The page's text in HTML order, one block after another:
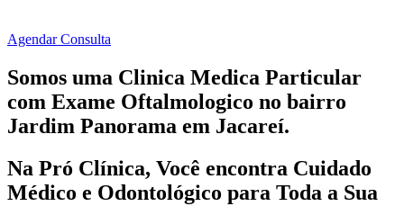
Agendar Consulta
Somos uma Clinica Medica Particular
com Exame Oftalmologico no bairro
Jardim Panorama em Jacareí.
Na Pró Clínica, Você encontra Cuidado
Médico e Odontológico para Toda a Sua